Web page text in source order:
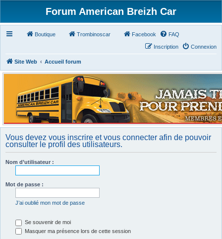
Forum American Breizh Car
Boutique Trombinoscar Facebook FAQ
Connexion
Inscription
Site Web Accueil forum
Vous devez vous inscrire et vous connecter afin de pouvoir
consulter le profil des utilisateurs.
Nom d’utilisateur :
Mot de passe :
J’ai oublié mon mot de passe
Se souvenir de moi
Masquer ma présence lors de cette session